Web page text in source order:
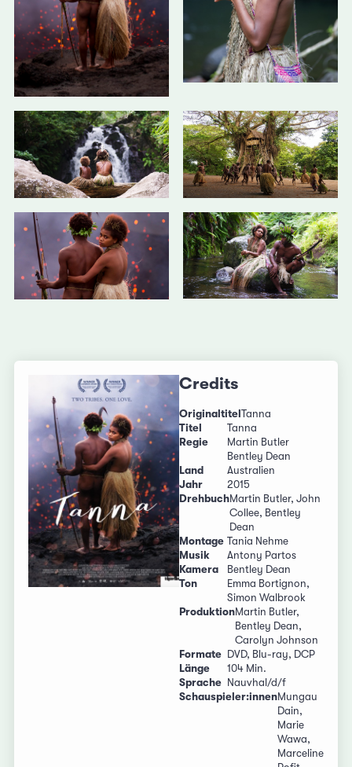
Credits
Originaltitel Tanna
Titel
Tanna
Regie
Martin Butler
Bentley Dean
Land
Australien
Jahr
2015
DrehbuchMartin Butler, John
Collee, Bentley
Dean
Montage Tania Nehme
Musik
Antony Partos
Kamera
Bentley Dean
Ton
Emma Bortignon,
Simon Walbrook
ProduktionMartin Butler,
Bentley Dean,
Carolyn Johnson
Formate DVD, Blu-ray, DCP
Länge
104 Min.
Sprache Nauvhal/d/f
Schauspieler:innenMungau
Dain,
Marie
Wawa,
Marceline